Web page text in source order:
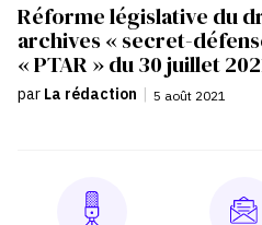
Réforme législative du
archives « secret-
« PTAR » du 30 juillet
par La rédaction | 5 août 2021